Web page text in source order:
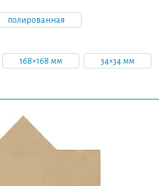
полированная
168×168 мм 34×34 мм